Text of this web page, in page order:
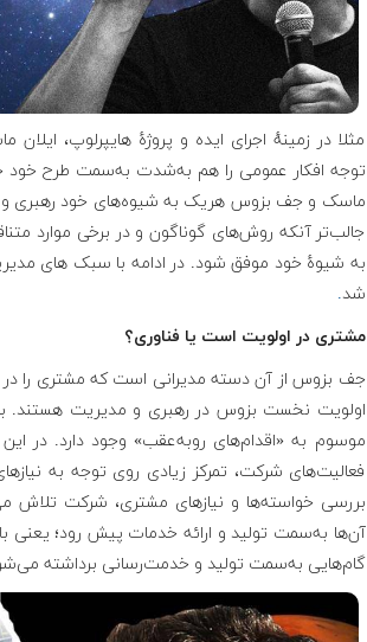
مثلا در زمینهٔ اجرای ایده و پروژهٔ هایپرلوپ،
توجه افکار عمومی را هم به‌شدت به‌سمت طرح خود
ماسک و جف بزوس هریک به شیوه‌های خود رهبری و
جالب‌تر آنکه روش‌های گوناگون و در برخی موارد
به شیوهٔ خود موفق شود. در ادامه با سبک های
شد.
مشتری در اولویت است یا فناوری؟
جف بزوس از آن دسته مدیرانی است که مشتری را در
اولویت نخست بزوس در رهبری و مدیریت هستند.
موسوم به «اقدام‌های روبه‌عقب» وجود دارد. در
فعالیت‌های شرکت، تمرکز زیادی روی توجه به
بررسی خواسته‌ها و نیازهای مشتری، شرکت تلاش
آن‌ها به‌سمت تولید و ارائه خدمات پیش رود؛ یعنی
گام‌‌هایی به‌سمت تولید و خدمت‌رسانی برداشته